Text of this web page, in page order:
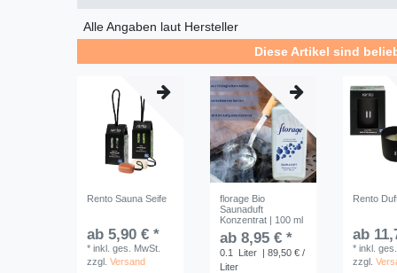
Alle Angaben laut Hersteller
Diese Artikel sind
Rento Sauna Seife
ab 5,90 € *
*inkl. ges. MwSt.
zzgl.Versand
florage Bio
Saunaduft
Konzentrat | 100 ml
ab 8,95 € *
0.1 Liter | 89,50 € /
Liter
Rento
ab
*inkl.
zzgl.